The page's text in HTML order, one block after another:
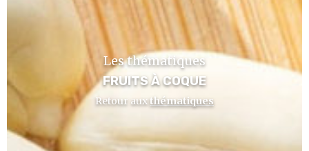
Les thématiques
FRUITS À COQUE
Retour auxthématiques